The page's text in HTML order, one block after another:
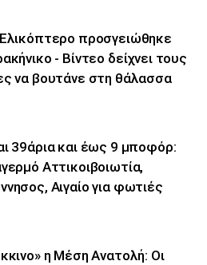
προσγειώθηκε
- Βίντεο δείχνει τους
να βουτάνε στη θάλασσα
39άρια και έως 9 μποφόρ:
Αττικοιβοιωτία,
Αιγαίο για φωτιές
η Μέση Ανατολή: Οι